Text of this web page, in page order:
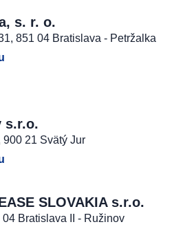
s. r. o.
851 04 Bratislava - Petržalka
s.r.o.
900 21 Svätý Jur
SLOVAKIA s.r.o.
Bratislava II - Ružinov